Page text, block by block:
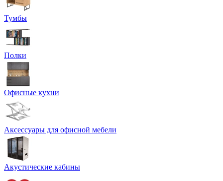
Тумбы
Полки
Офисные кухни
Аксессуары для офисной мебели
Акустические кабины